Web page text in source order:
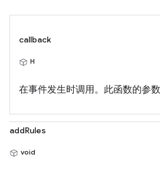
callback
H
在事件发生时调用。此函数的参
addRules
void